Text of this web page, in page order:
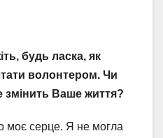
будь ласка, як
волонтером. Чи
змінить Ваше життя?
моє серце. Я не могла